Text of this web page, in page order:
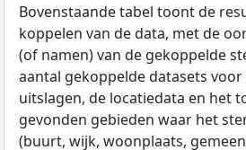
Bovenstaande tabel toont de
koppelen van de data, met de
(of namen) van de gekoppelde
aantal gekoppelde datasets
uitslagen, de locatiedata en het
gevonden gebieden waar het
(buurt, wijk, woonplaats,